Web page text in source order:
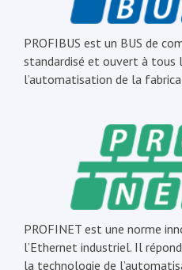
PROFIBUS est un BUS de
standardisé et ouvert à tous
l’automatisation de la
PROFINET est une norme
l’Ethernet industriel. Il
la technologie de